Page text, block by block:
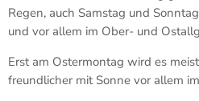
Regen, auch Samstag und
und vor allem im Ober- und
Erst am Ostermontag wird es
freundlicher mit Sonne vor allem